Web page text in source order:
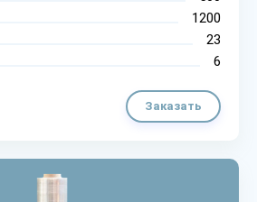
1200
23
6
Заказать